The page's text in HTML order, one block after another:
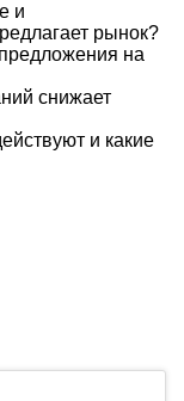
и
рынок?
на
снижает
и какие